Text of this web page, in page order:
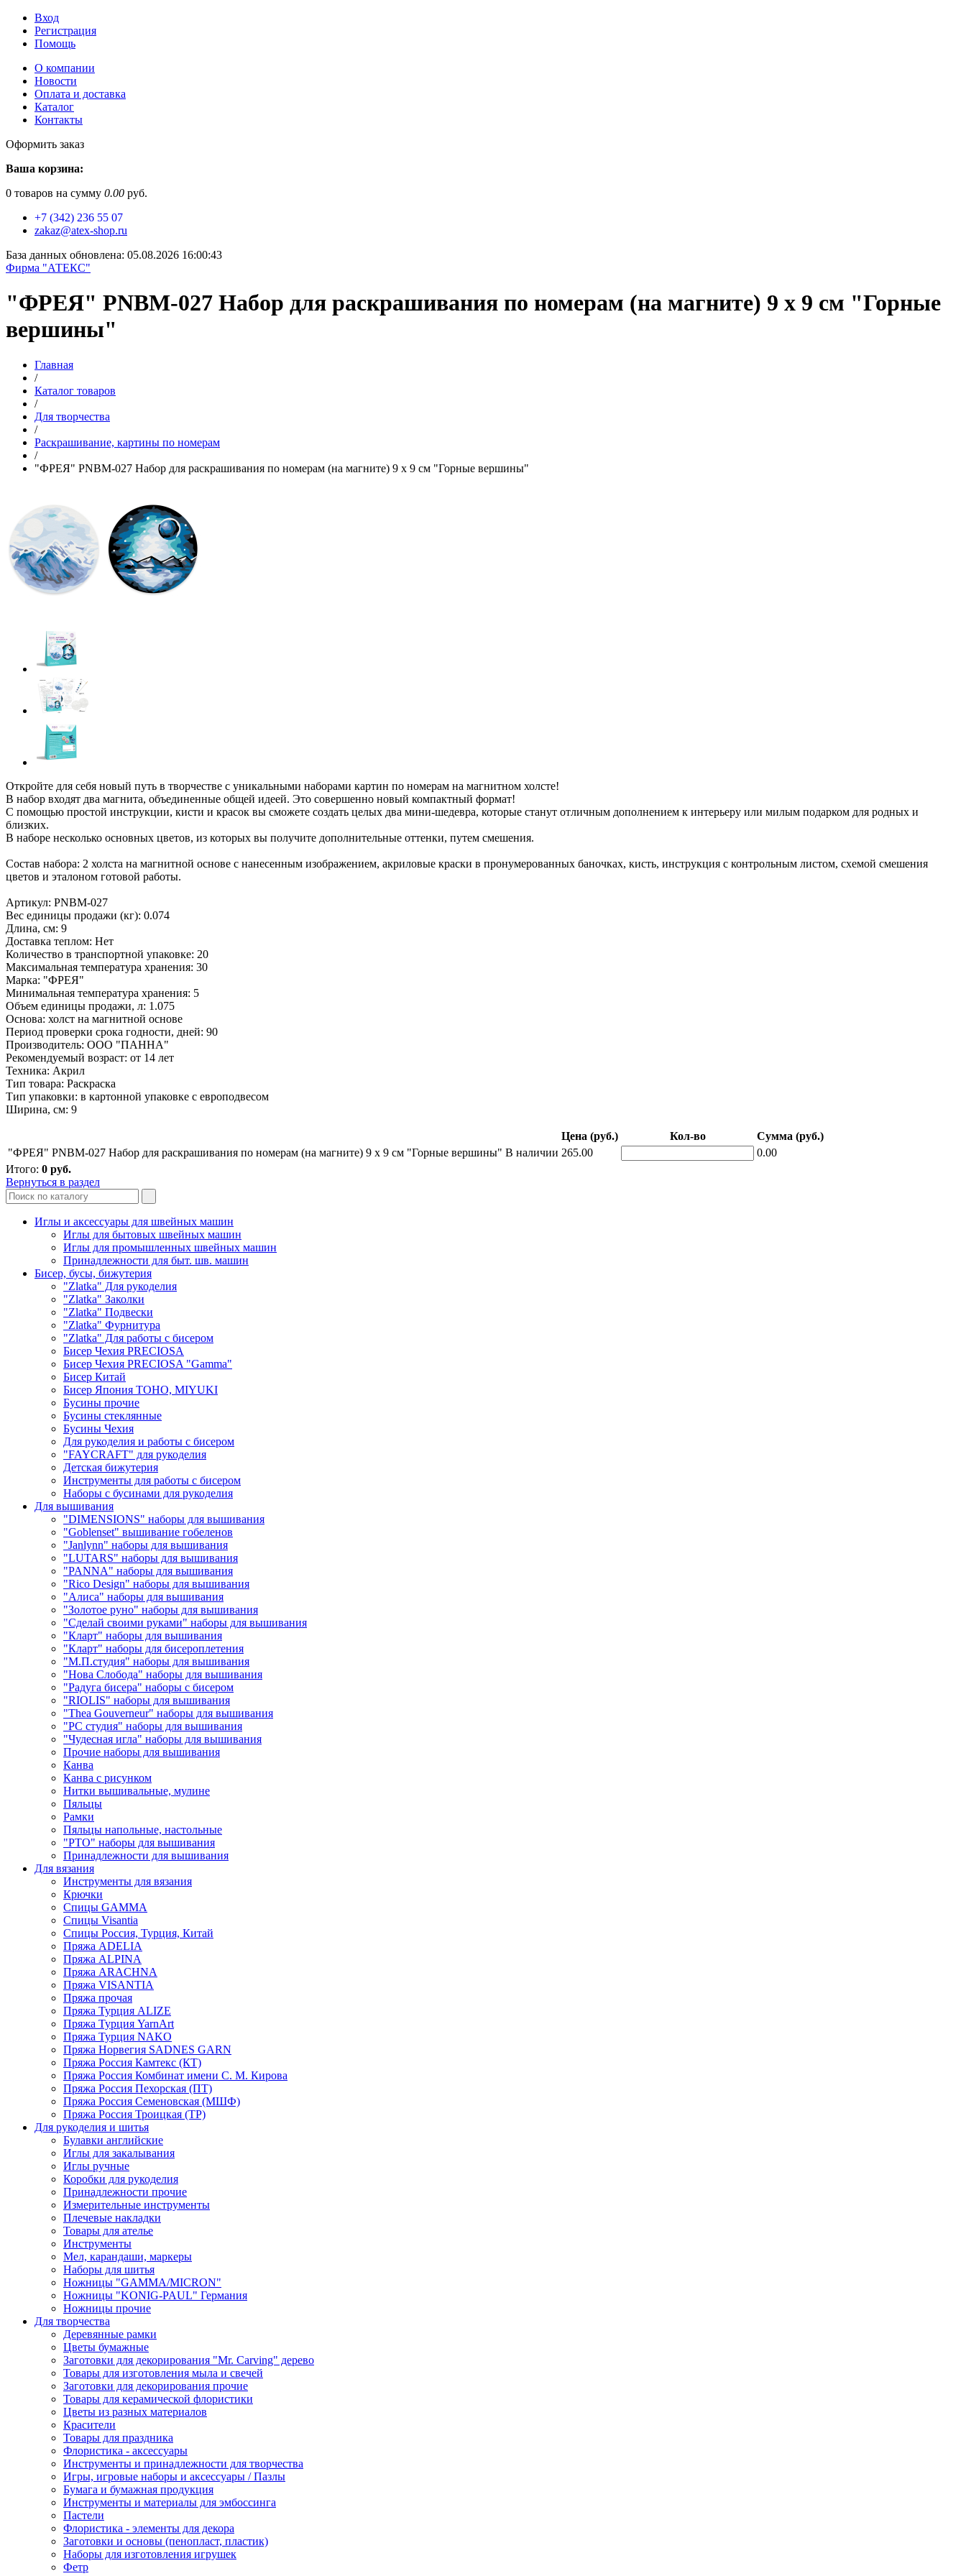
Вход
Регистрация
Помощь
О компании
Новости
Оплата и доставка
Каталог
Контакты
Оформить заказ
Ваша корзина:
0 товаров на сумму 0.00 руб.
+7 (342) 236 55 07
zakaz@atex-shop.ru
База данных обновлена: 05.08.2026 16:00:43
Фирма "АТЕКС"
"ФРЕЯ" PNBM-027 Набор для раскрашивания по номерам (на магните) 9 х 9 см "Горные
вершины"
Главная
/
Каталог товаров
/
Для творчества
/
Раскрашивание, картины по номерам
/
"ФРЕЯ" PNBM-027 Набор для раскрашивания по номерам (на магните) 9 х 9 см "Горные вершины"
Откройте для себя новый путь в творчестве с уникальными наборами картин по номерам на магнитном холсте!
В набор входят два магнита, объединенные общей идеей. Это совершенно новый компактный формат!
С помощью простой инструкции, кисти и красок вы сможете создать целых два мини-шедевра, которые станут отличным дополнением к интерьеру или милым подарком для родных и
близких.
В наборе несколько основных цветов, из которых вы получите дополнительные оттенки, путем смешения.
Состав набора: 2 холста на магнитной основе с нанесенным изображением, акриловые краски в пронумерованных баночках, кисть, инструкция с контрольным листом, схемой смешения
цветов и эталоном готовой работы.
Артикул: PNBM-027
Вес единицы продажи (кг): 0.074
Длина, см: 9
Доставка теплом: Нет
Количество в транспортной упаковке: 20
Максимальная температура хранения: 30
Марка: "ФРЕЯ"
Минимальная температура хранения: 5
Объем единицы продажи, л: 1.075
Основа: холст на магнитной основе
Период проверки срока годности, дней: 90
Производитель: ООО "ПАННА"
Рекомендуемый возраст: от 14 лет
Техника: Акрил
Тип товара: Раскраска
Тип упаковки: в картонной упаковке с европодвесом
Ширина, см: 9
Цена (руб.) Кол-во
Сумма (руб.)
"ФРЕЯ" PNBM-027 Набор для раскрашивания по номерам (на магните) 9 х 9 см "Горные вершины" В наличии 265.00
0.00
Итого: 0 руб.
Вернуться в раздел
Иглы и аксессуары для швейных машин
Иглы для бытовых швейных машин
Иглы для промышленных швейных машин
Принадлежности для быт. шв. машин
Бисер, бусы, бижутерия
"Zlatka" Для рукоделия
"Zlatka" Заколки
"Zlatka" Подвески
"Zlatka" Фурнитура
"Zlatka" Для работы с бисером
Бисер Чехия PRECIOSA
Бисер Чехия PRECIOSA "Gamma"
Бисер Китай
Бисер Япония TOHO, MIYUKI
Бусины прочие
Бусины стеклянные
Бусины Чехия
Для рукоделия и работы с бисером
"FAYCRAFT" для рукоделия
Детская бижутерия
Инструменты для работы с бисером
Наборы с бусинами для рукоделия
Для вышивания
"DIMENSIONS" наборы для вышивания
"Goblenset" вышивание гобеленов
"Janlynn" наборы для вышивания
"LUTARS" наборы для вышивания
"PANNA" наборы для вышивания
"Rico Design" наборы для вышивания
"Алиса" наборы для вышивания
"Золотое руно" наборы для вышивания
"Сделай своими руками" наборы для вышивания
"Кларт" наборы для вышивания
"Кларт" наборы для бисероплетения
"М.П.студия" наборы для вышивания
"Нова Слобода" наборы для вышивания
"Радуга бисера" наборы с бисером
"RIOLIS" наборы для вышивания
"Thea Gouverneur" наборы для вышивания
"РС студия" наборы для вышивания
"Чудесная игла" наборы для вышивания
Прочие наборы для вышивания
Канва
Канва с рисунком
Нитки вышивальные, мулине
Пяльцы
Рамки
Пяльцы напольные, настольные
"РТО" наборы для вышивания
Принадлежности для вышивания
Для вязания
Инструменты для вязания
Крючки
Спицы GAMMA
Спицы Visantia
Спицы Россия, Турция, Китай
Пряжа ADELIA
Пряжа ALPINA
Пряжа ARACHNA
Пряжа VISANTIA
Пряжа прочая
Пряжа Турция ALIZE
Пряжа Турция YarnArt
Пряжа Турция NAKO
Пряжа Норвегия SADNES GARN
Пряжа Россия Камтекс (КТ)
Пряжа Россия Комбинат имени С. М. Кирова
Пряжа Россия Пехорская (ПТ)
Пряжа Россия Семеновская (МШФ)
Пряжа Россия Троицкая (ТР)
Для рукоделия и шитья
Булавки английские
Иглы для закалывания
Иглы ручные
Коробки для рукоделия
Принадлежности прочие
Измерительные инструменты
Плечевые накладки
Товары для ателье
Инструменты
Мел, карандаши, маркеры
Наборы для шитья
Ножницы "GAMMA/MICRON"
Ножницы "KONIG-PAUL" Германия
Ножницы прочие
Для творчества
Деревянные рамки
Цветы бумажные
Заготовки для декорирования "Mr. Carving" дерево
Товары для изготовления мыла и свечей
Заготовки для декорирования прочие
Товары для керамической флористики
Цветы из разных материалов
Красители
Товары для праздника
Флористика - аксессуары
Инструменты и принадлежности для творчества
Игры, игровые наборы и аксессуары / Пазлы
Бумага и бумажная продукция
Инструменты и материалы для эмбоссинга
Пастели
Флористика - элементы для декора
Заготовки и основы (пенопласт, пластик)
Наборы для изготовления игрушек
Фетр